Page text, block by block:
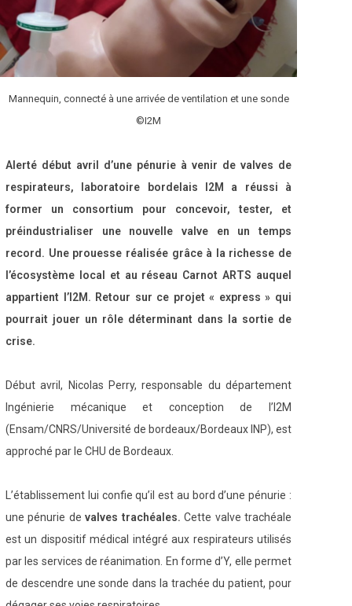
Mannequin, connecté à une arrivée de ventilation et une sonde
©I2M
Alerté début avril d’une pénurie à venir de valves de
respirateurs, laboratoire bordelais I2M a réussi à
former un consortium pour concevoir, tester, et
préindustrialiser une nouvelle valve en un temps
record. Une prouesse réalisée grâce à la richesse de
l’écosystème local et au réseau Carnot ARTS auquel
appartient l’I2M. Retour sur ce projet « express » qui
pourrait jouer un rôle déterminant dans la sortie de
crise.
Début avril, Nicolas Perry, responsable du département
Ingénierie mécanique et conception de l’I2M
(Ensam/CNRS/Université de bordeaux/Bordeaux INP), est
approché par le CHU de Bordeaux.
L’établissement lui confie qu’il est au bord d’une pénurie :
une pénurie de valves trachéales.Cette valve trachéale
est un dispositif médical intégré aux respirateurs utilisés
par les services de réanimation. En forme d’Y, elle permet
de descendre une sonde dans la trachée du patient, pour